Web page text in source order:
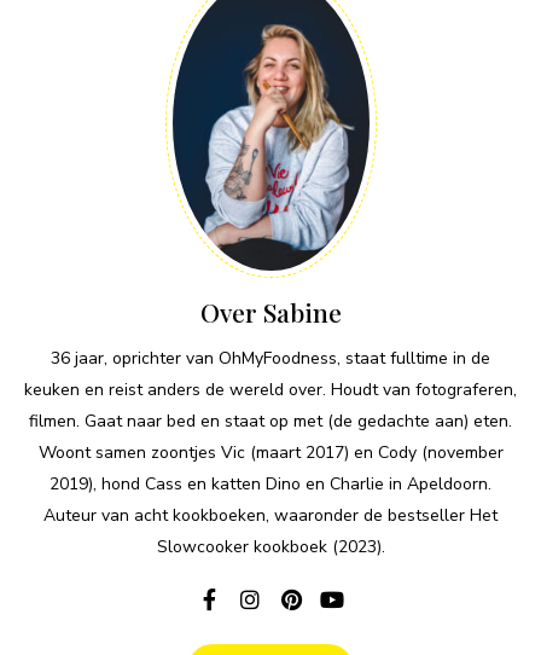
Over Sabine
36 jaar, oprichter van OhMyFoodness, staat fulltime in de
keuken en reist anders de wereld over. Houdt van fotograferen,
filmen. Gaat naar bed en staat op met (de gedachte aan) eten.
Woont samen zoontjes Vic (maart 2017) en Cody (november
2019), hond Cass en katten Dino en Charlie in Apeldoorn.
Auteur van acht kookboeken, waaronder de bestseller Het
Slowcooker kookboek (2023).